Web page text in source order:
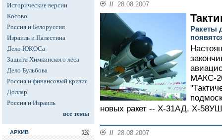
Исторические версии
Косово
Россия и Белоруссия
Израиль и Палестина
Дело ЮКОСа
Защита Химкинского леса
Дело Бульбова
Россия и финансовый кризис
Доллар
Россия и Израиль
все темы
АРХИВ
// 28.08.2007
Ракеты
МАКС-
новых ракет -- Х-31АД, Х-
// 28.08.2007